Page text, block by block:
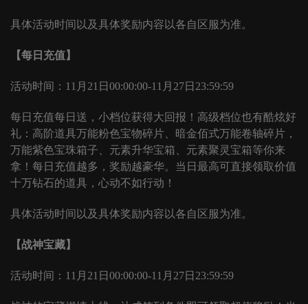
具体活动时间以及具体奖励内容以各自区服为准。
【每日充值】
活动时间： 11月21日00:00:00-11月27日23:59:59
每日充值每日送，小档位获得大回报！高级档位也有酷炫好
礼：高阶道具万能粉色宝物碎片、暗金佰式万能卷轴碎片，
万能紫色宝珠箱子、元素升华宝箱、元素聚灵宝箱等你来
拿！每日充值越多，奖励越豪华。当日最高可直接领取价值
十万钻石的道具，心动不如行动！
具体活动时间以及具体奖励内容以各自区服为准。
【战神宝藏】
活动时间： 11月21日00:00:00-11月27日23:59:59